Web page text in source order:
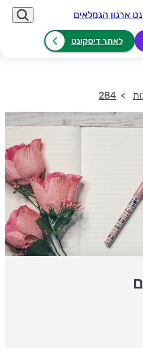
לאתר דיסקונט
284